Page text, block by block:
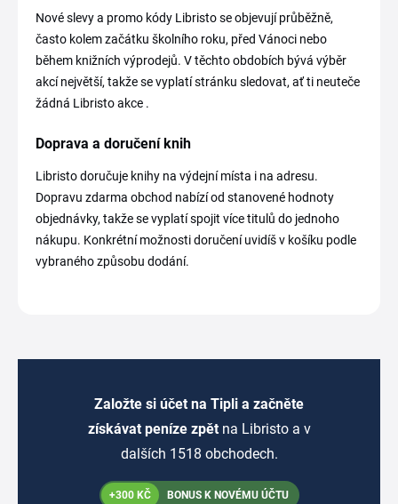
Nové slevy a promo kódy Libristo se objevují průběžně,
často kolem začátku školního roku, před Vánoci nebo
během knižních výprodejů. V těchto obdobích bývá výběr
akcí největší, takže se vyplatí stránku sledovat, ať ti neuteče
žádná Libristo akce .
Doprava a doručení knih
Libristo doručuje knihy na výdejní místa i na adresu.
Dopravu zdarma obchod nabízí od stanovené hodnoty
objednávky, takže se vyplatí spojit více titulů do jednoho
nákupu. Konkrétní možnosti doručení uvidíš v košíku podle
vybraného způsobu dodání.
Založte si účet na Tipli a začněte
získávat peníze zpět na Libristo a v
dalších 1518 obchodech.
+300 KČ BONUS K NOVÉMU ÚČTU